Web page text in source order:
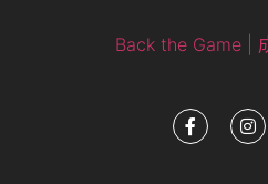
Back the Game |